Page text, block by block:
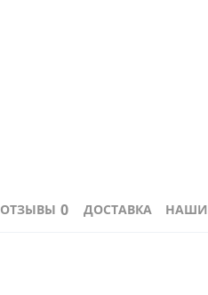
ОТЗЫВЫ 0 ДОСТАВКА